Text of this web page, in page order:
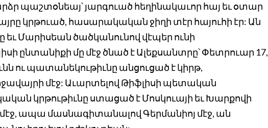
պաշտօնեայ՝ յարգուած հեղինակաւոր հայ եւ օտար
կրթուած, հասարակական ջիղի տէր հայուհի էր: Ան
եւ Մարիսեան ծածկանունով վէպեր ունի
ընտանիքի մը մէջ ծնած է Ալեքսանտրը՝ Փետրուար 17,
ու պատանեկութիւնը անցուցած է կիրթ,
մէջ: Աւարտելով Թիֆլիսի պետական
կրթութիւնը ստացած է Մոսկուայի եւ Խարքովի
ապա մասնագիտանալով Գերմանիոյ մէջ, ան